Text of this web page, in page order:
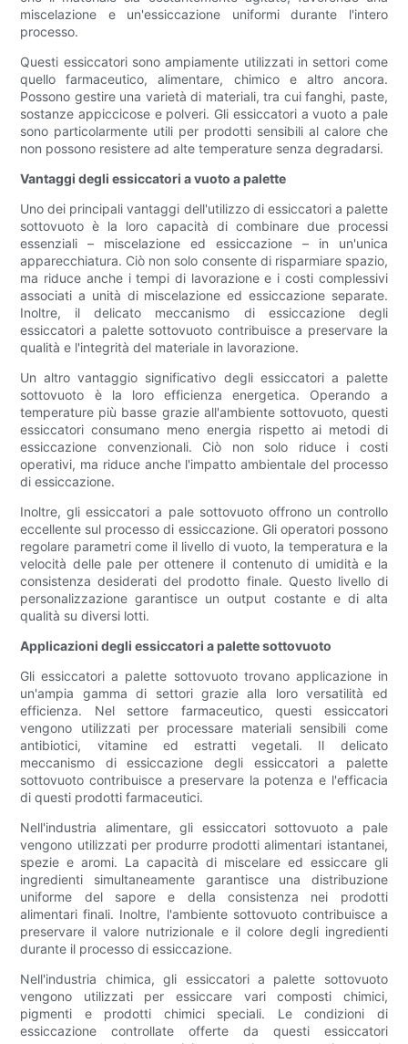
miscelazione e un'essiccazione uniformi durante l'intero
processo.
Questi essiccatori sono ampiamente utilizzati in settori come
quello farmaceutico, alimentare, chimico e altro ancora.
Possono gestire una varietà di materiali, tra cui fanghi, paste,
sostanze appiccicose e polveri. Gli essiccatori a vuoto a pale
sono particolarmente utili per prodotti sensibili al calore che
non possono resistere ad alte temperature senza degradarsi.
Vantaggi degli essiccatori a vuoto a palette
Uno dei principali vantaggi dell'utilizzo di essiccatori a palette
sottovuoto è la loro capacità di combinare due processi
essenziali – miscelazione ed essiccazione – in un'unica
apparecchiatura. Ciò non solo consente di risparmiare spazio,
ma riduce anche i tempi di lavorazione e i costi complessivi
associati a unità di miscelazione ed essiccazione separate.
Inoltre, il delicato meccanismo di essiccazione degli
essiccatori a palette sottovuoto contribuisce a preservare la
qualità e l'integrità del materiale in lavorazione.
Un altro vantaggio significativo degli essiccatori a palette
sottovuoto è la loro efficienza energetica. Operando a
temperature più basse grazie all'ambiente sottovuoto, questi
essiccatori consumano meno energia rispetto ai metodi di
essiccazione convenzionali. Ciò non solo riduce i costi
operativi, ma riduce anche l'impatto ambientale del processo
di essiccazione.
Inoltre, gli essiccatori a pale sottovuoto offrono un controllo
eccellente sul processo di essiccazione. Gli operatori possono
regolare parametri come il livello di vuoto, la temperatura e la
velocità delle pale per ottenere il contenuto di umidità e la
consistenza desiderati del prodotto finale. Questo livello di
personalizzazione garantisce un output costante e di alta
qualità su diversi lotti.
Applicazioni degli essiccatori a palette sottovuoto
Gli essiccatori a palette sottovuoto trovano applicazione in
un'ampia gamma di settori grazie alla loro versatilità ed
efficienza. Nel settore farmaceutico, questi essiccatori
vengono utilizzati per processare materiali sensibili come
antibiotici, vitamine ed estratti vegetali. Il delicato
meccanismo di essiccazione degli essiccatori a palette
sottovuoto contribuisce a preservare la potenza e l'efficacia
di questi prodotti farmaceutici.
Nell'industria alimentare, gli essiccatori sottovuoto a pale
vengono utilizzati per produrre prodotti alimentari istantanei,
spezie e aromi. La capacità di miscelare ed essiccare gli
ingredienti simultaneamente garantisce una distribuzione
uniforme del sapore e della consistenza nei prodotti
alimentari finali. Inoltre, l'ambiente sottovuoto contribuisce a
preservare il valore nutrizionale e il colore degli ingredienti
durante il processo di essiccazione.
Nell'industria chimica, gli essiccatori a palette sottovuoto
vengono utilizzati per essiccare vari composti chimici,
pigmenti e prodotti chimici speciali. Le condizioni di
essiccazione controllate offerte da questi essiccatori